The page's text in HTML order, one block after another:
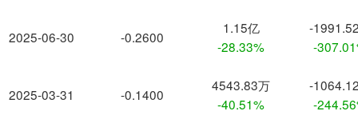
2025-06-30
2025-03-31
-0.2600
1.15亿
-28.33%
-
-
-0.1400
4543.83万
-40.51%
-
-